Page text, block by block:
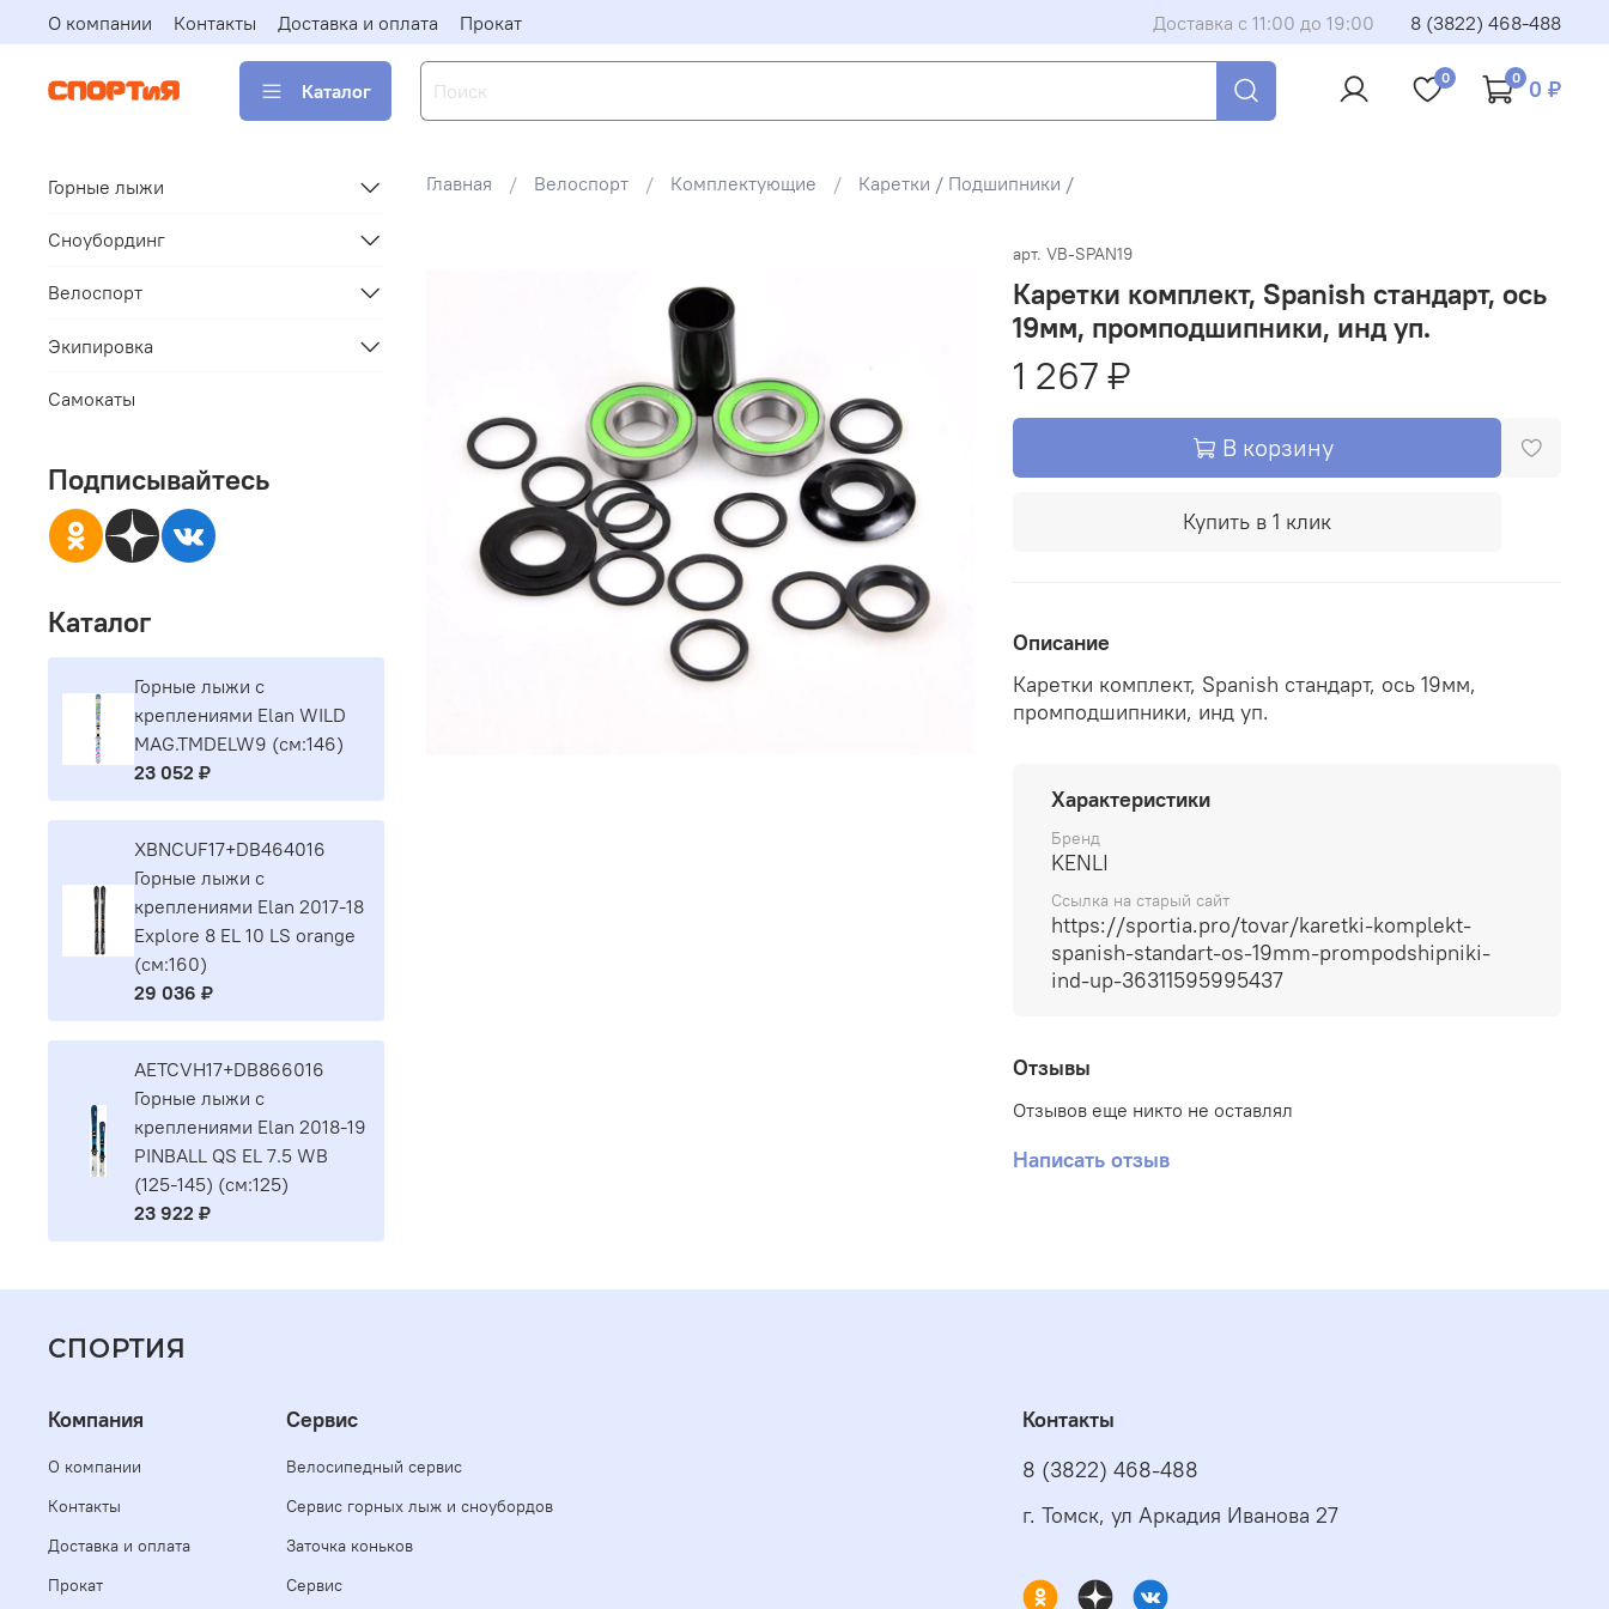
О компании Контакты Доставка и оплата Прокат Доставка с 11:00 до 19:00 8 (3822) 468-488
Каталог
0 0 0 ₽
Главная Велоспорт Комплектующие Каретки / Подшипники /
арт. VB-SPAN19
Каретки комплект, Spanish стандарт, ось
19мм, промподшипники, инд уп.
1 267 ₽
В корзину
Купить в 1 клик
Описание
Каретки комплект, Spanish стандарт, ось 19мм,
промподшипники, инд уп.
Характеристики
Бренд
KENLI
Ссылка на старый сайт
https://sportia.pro/tovar/karetki-komplekt-
spanish-standart-os-19mm-prompodshipniki-
ind-up-36311595995437
Отзывы
Отзывов еще никто не оставлял
Написать отзыв
Горные лыжи
Сноубординг
Велоспорт
Экипировка
Самокаты
Подписывайтесь
Каталог
Горные лыжи с
креплениями Elan WILD
MAG.TMDELW9 (см:146)
23 052 ₽
XBNCUF17+DB464016
Горные лыжи с
креплениями Elan 2017-18
Explore 8 EL 10 LS orange
(см:160)
29 036 ₽
AETCVH17+DB866016
Горные лыжи с
креплениями Elan 2018-19
PINBALL QS EL 7.5 WB
(125-145) (см:125)
23 922 ₽
СПОРТИЯ
Компания
О компании
Контакты
Доставка и оплата
Прокат
Сервис
Велосипедный сервис
Сервис горных лыж и сноубордов
Заточка коньков
Сервис
Контакты
8 (3822) 468-488
г. Томск, ул Аркадия Иванова 27